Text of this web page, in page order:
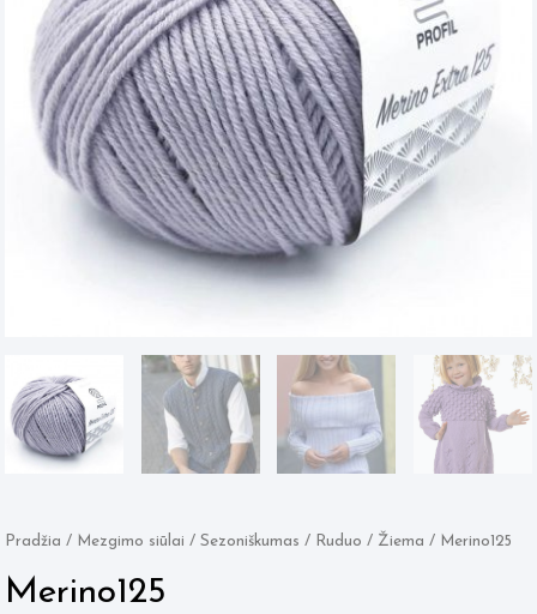
Pradžia / Mezgimo siūlai / Sezoniškumas / Ruduo / Žiema / Merino125
Merino125